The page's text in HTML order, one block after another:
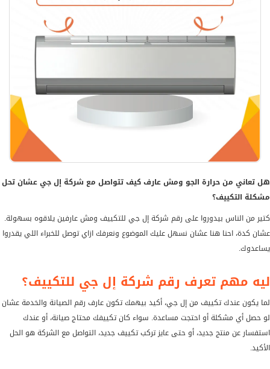
هل تعاني من حرارة الجو ومش عارف كيف تتواصل مع شركة إل جي عشان تحل
مشكلة التكييف؟
كتير من الناس بيدوروا على رقم شركة إل جي للتكييف ومش عارفين يلاقوه بسهولة.
عشان كدة، احنا هنا عشان نسهل عليك الموضوع ونعرفك ازاي توصل للخبراء اللي يقدروا
يساعدوك.
ليه مهم تعرف رقم شركة إل جي للتكييف؟
لما يكون عندك تكييف من إل جي، أكيد بيهمك تكون عارف رقم الصيانة والخدمة عشان
لو حصل أي مشكلة أو احتجت مساعدة. سواء كان تكييفك محتاج صيانة، أو عندك
استفسار عن منتج جديد، أو حتى عايز تركب تكييف جديد، التواصل مع الشركة هو الحل
الأكيد.